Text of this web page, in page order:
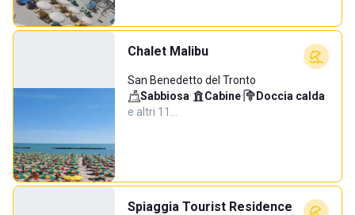
Chalet Malibu
San Benedetto del Tronto
Sabbiosa· Cabine· Doccia calda·
e altri 11…
Spiaggia Tourist Residence